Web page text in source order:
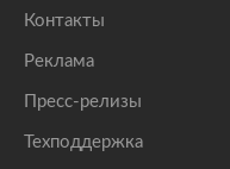
Контакты
Реклама
Пресс-релизы
Техподдержка